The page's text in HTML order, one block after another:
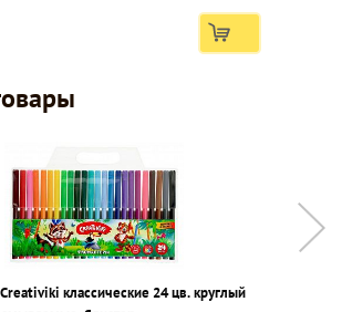
классические 24 цв. круглый